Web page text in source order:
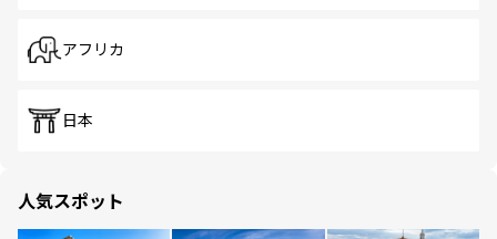
アフリカ
日本
人気スポット